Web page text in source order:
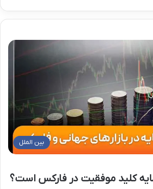
بین الملل
کلید موفقیت در فارکس است؟